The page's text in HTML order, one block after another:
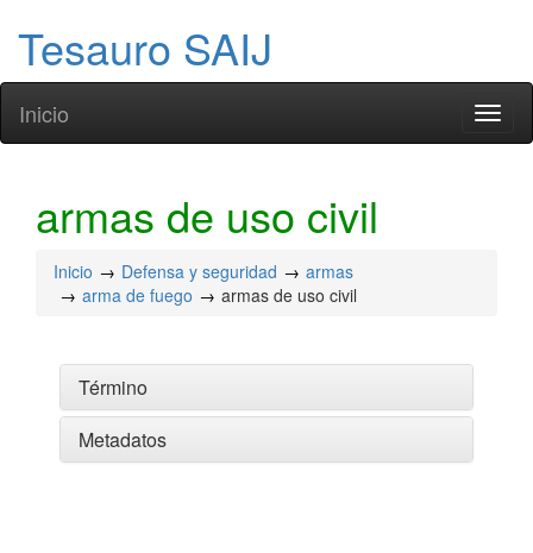
Tesauro SAIJ
Inicio
armas de uso civil
Inicio Defensa y seguridad
armas
arma de fuego
armas de uso civil
Término
Metadatos